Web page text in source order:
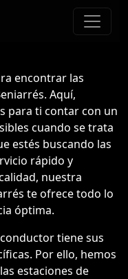
encontrar las
Aquí,
para ti contar con un
cuando se trata
estés buscando las
rápido y
nuestra
te ofrece todo lo
óptima.
tiene sus
Por ello, hemos
estaciones de